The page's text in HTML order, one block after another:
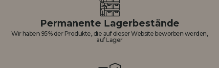
Permanente Lagerbestände
Wir haben 95% der Produkte, die auf dieser Website beworben werden,
auf Lager